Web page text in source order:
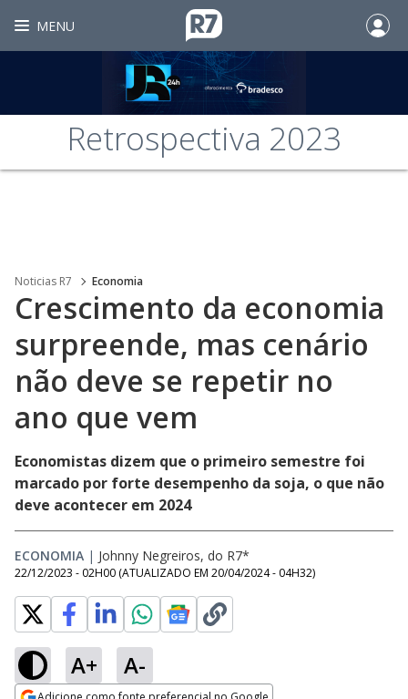
MENU
Retrospectiva 2023
Noticias R7 Economia
Crescimento da economia
surpreende, mas cenário
não deve se repetir no
ano que vem
Economistas dizem que o primeiro semestre foi
marcado por forte desempenho da soja, o que não
deve acontecer em 2024
ECONOMIA | Johnny Negreiros, do R7*
22/12/2023 - 02H00 (ATUALIZADO EM 20/04/2024 - 04H32)
A+ A-